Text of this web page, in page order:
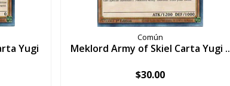
Yugi
Común
Meklord Army of Skiel Carta Yugi ..
$30.00